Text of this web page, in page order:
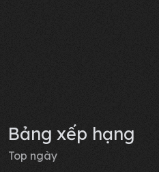
Bảng xếp hạng
Top ngày